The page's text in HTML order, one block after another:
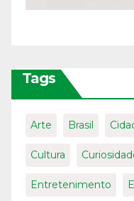
Tags
Arte Brasil
Cultura
Entretenimento